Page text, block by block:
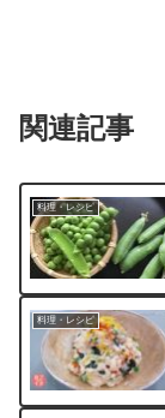
関連記事
料理・レシピ
料理・レシピ